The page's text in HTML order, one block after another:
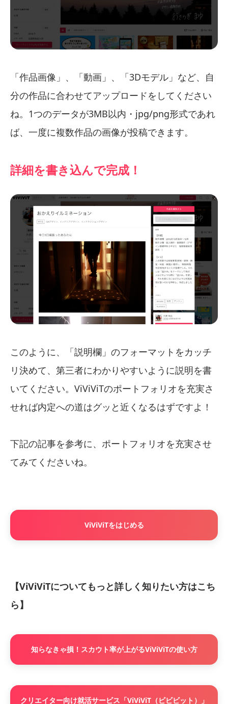
「作品画像」、「動画」、「3Dモデル」など、自
分の作品に合わせてアップロードをしてください
ね。1つのデータが3MB以内・jpg/png形式であれ
ば、一度に複数作品の画像が投稿できます。
詳細を書き込んで完成！
このように、「説明欄」のフォーマットをカッチ
リ決めて、第三者にわかりやすいように説明を書
いてください。ViViViTのポートフォリオを充実さ
せれば内定への道はグッと近くなるはずですよ！
下記の記事を参考に、ポートフォリオを充実させ
てみてくださいね。
ViViViTをはじめる
【ViViViTについてもっと詳しく知りたい方はこち
ら】
知らなきゃ損！スカウト率が上がるViViViTの使い方
クリエイター向け就活サービス「ViViViT（ビビビット）」